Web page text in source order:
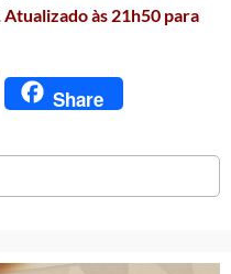
Atualizado às 21h50 para
PrintFriendly
Share